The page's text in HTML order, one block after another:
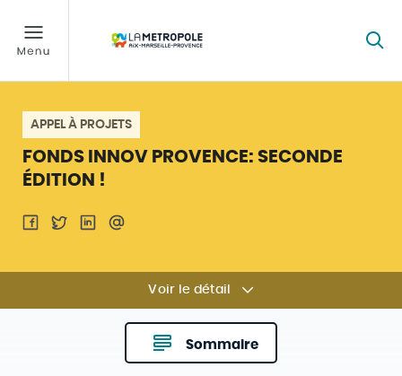
APPEL À PROJETS
FONDS INNOV PROVENCE: SECONDE
ÉDITION !
Voir le détail
Sommaire